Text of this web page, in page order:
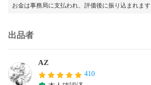
お金は事務局に支払われ、評価後に振り込まれます
出品者
AZ
410